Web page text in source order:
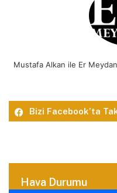
Mustafa Alkan ile Er
Bizi Facebook’ta
Hava Durumu